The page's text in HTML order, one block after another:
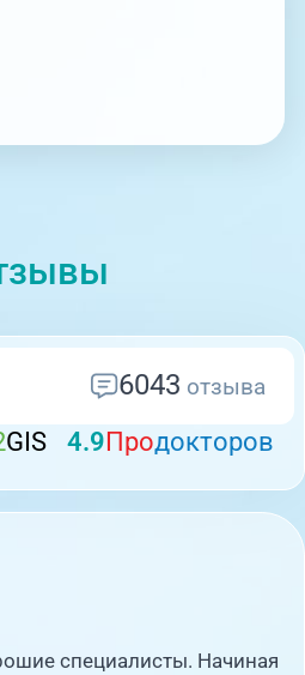
6043 отзыва
GIS 4.9Продокторов
специалисты. Начиная